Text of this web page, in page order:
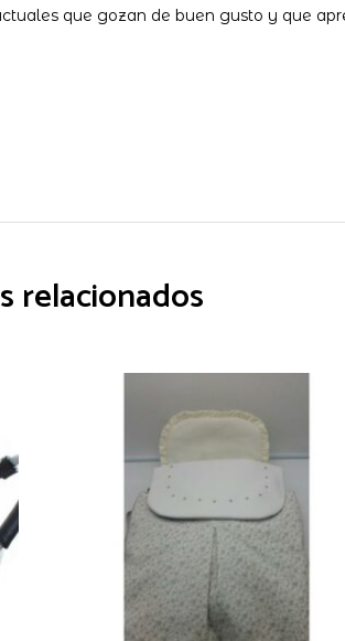
que gozan de buen gusto y que
relacionados